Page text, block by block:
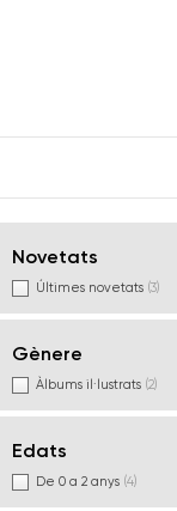
Novetats
Últimes novetats (3)
Gènere
Àlbums il·lustrats (2)
Edats
De 0 a 2 anys (4)